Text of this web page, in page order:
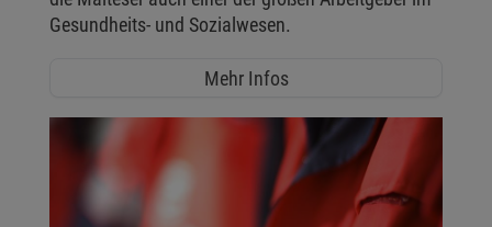
Gesundheits- und Sozialwesen.
Mehr Infos